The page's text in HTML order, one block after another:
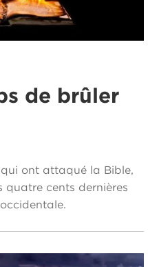
de brûler
ont attaqué la Bible,
quatre cents dernières